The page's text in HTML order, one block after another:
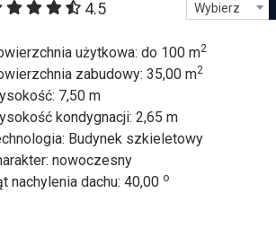
dla architekta
4.5 Wybierz
użytkowa: do 100 m2
zabudowy: 35,00 m2
: 7,50 m
kondygnacji: 2,65 m
: Budynek szkieletowy
: nowoczesny
nachylenia dachu: 40,00 o